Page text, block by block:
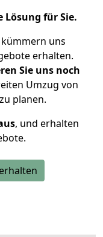
Lösung für Sie.
kümmern uns
erhalten.
Sie uns noch
Umzug von
planen.
, und erhalten